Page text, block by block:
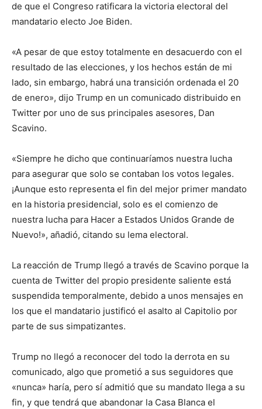
de que el Congreso ratificara la victoria electoral del
mandatario electo Joe Biden.
«A pesar de que estoy totalmente en desacuerdo con el
resultado de las elecciones, y los hechos están de mi
lado, sin embargo, habrá una transición ordenada el 20
de enero», dijo Trump en un comunicado distribuido en
Twitter por uno de sus principales asesores, Dan
Scavino.
«Siempre he dicho que continuaríamos nuestra lucha
para asegurar que solo se contaban los votos legales.
¡Aunque esto representa el fin del mejor primer mandato
en la historia presidencial, solo es el comienzo de
nuestra lucha para Hacer a Estados Unidos Grande de
Nuevo!», añadió, citando su lema electoral.
La reacción de Trump llegó a través de Scavino porque la
cuenta de Twitter del propio presidente saliente está
suspendida temporalmente, debido a unos mensajes en
los que el mandatario justificó el asalto al Capitolio por
parte de sus simpatizantes.
Trump no llegó a reconocer del todo la derrota en su
comunicado, algo que prometió a sus seguidores que
«nunca» haría, pero sí admitió que su mandato llega a su
fin, y que tendrá que abandonar la Casa Blanca el